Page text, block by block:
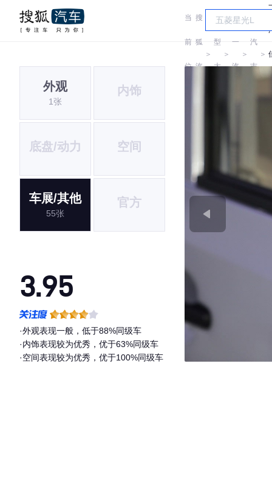
当
前
位
搜
狐
汽
＞
车
型
大
＞
一
汽
＞
一
汽
吉
＞
外观
1张
内饰
底盘/动力 空间
车展/其他
55张
官方
3.95
·外观表现一般，低于88%同级车
·内饰表现较为优秀，优于63%同级车
·空间表现较为优秀，优于100%同级车